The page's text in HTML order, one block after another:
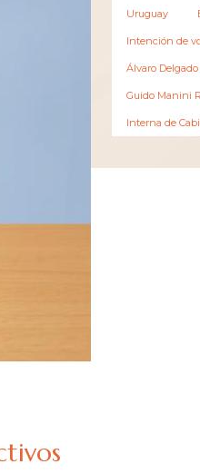
Uruguay
Intención de
Álvaro
Guido Manini
Interna de